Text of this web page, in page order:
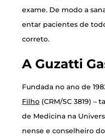
exa­me. De modo a
en­tar paci­en­tes de
correto.
A Guzat­ti
Fun­da­da no ano de
Filho(CRM/SC 3819) –
de Medi­ci­na na
nen­se e con­se­lhei­ro